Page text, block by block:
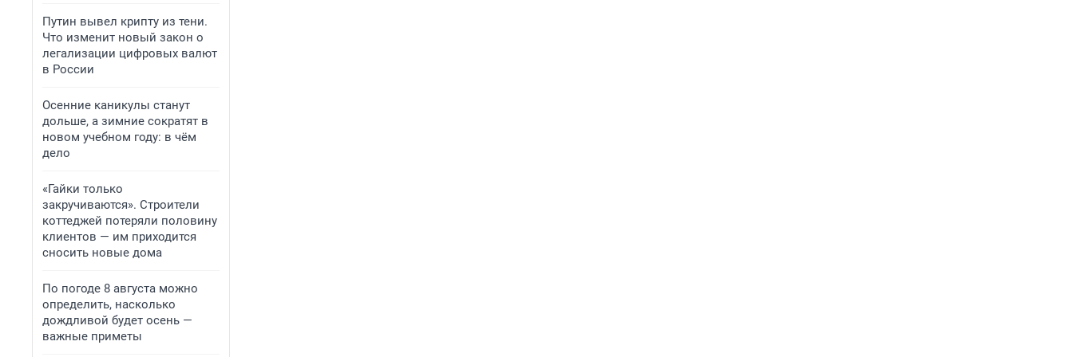
Путин вывел крипту из тени.
Что изменит новый закон о
легализации цифровых валют
в России
Осенние каникулы станут
дольше, а зимние сократят в
новом учебном году: в чём
дело
«Гайки только
закручиваются». Строители
коттеджей потеряли половину
клиентов — им приходится
сносить новые дома
По погоде 8 августа можно
определить, насколько
дождливой будет осень —
важные приметы